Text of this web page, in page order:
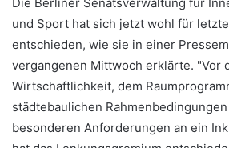
und Sport hat sich jetzt wohl für
entschieden, wie sie in einer
vergangenen Mittwoch erklärte. "Vor
Wirtschaftlichkeit, dem
städtebaulichen
besonderen Anforderungen an ein